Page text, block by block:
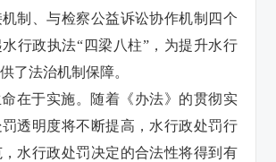
制、与检察公益诉讼协作机制四个
行政执法“四梁八柱”，为提升水行
了法治机制保障。
在于实施。随着《办法》的贯彻实
透明度将不断提高，水行政处罚行
水行政处罚决定的合法性将得到有